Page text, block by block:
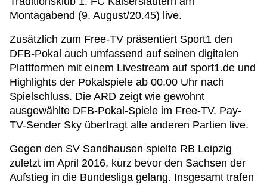
Montagabend (9. August/20.45) live.
Zusätzlich zum Free-TV präsentiert Sport1 den
DFB-Pokal auch umfassend auf seinen digitalen
Plattformen mit einem Livestream auf sport1.de und
Highlights der Pokalspiele ab 00.00 Uhr nach
Spielschluss. Die ARD zeigt wie gewohnt
ausgewählte DFB-Pokal-Spiele im Free-TV. Pay-
TV-Sender Sky übertragt alle anderen Partien live.
Gegen den SV Sandhausen spielte RB Leipzig
zuletzt im April 2016, kurz bevor den Sachsen der
Aufstieg in die Bundesliga gelang. Insgesamt trafen